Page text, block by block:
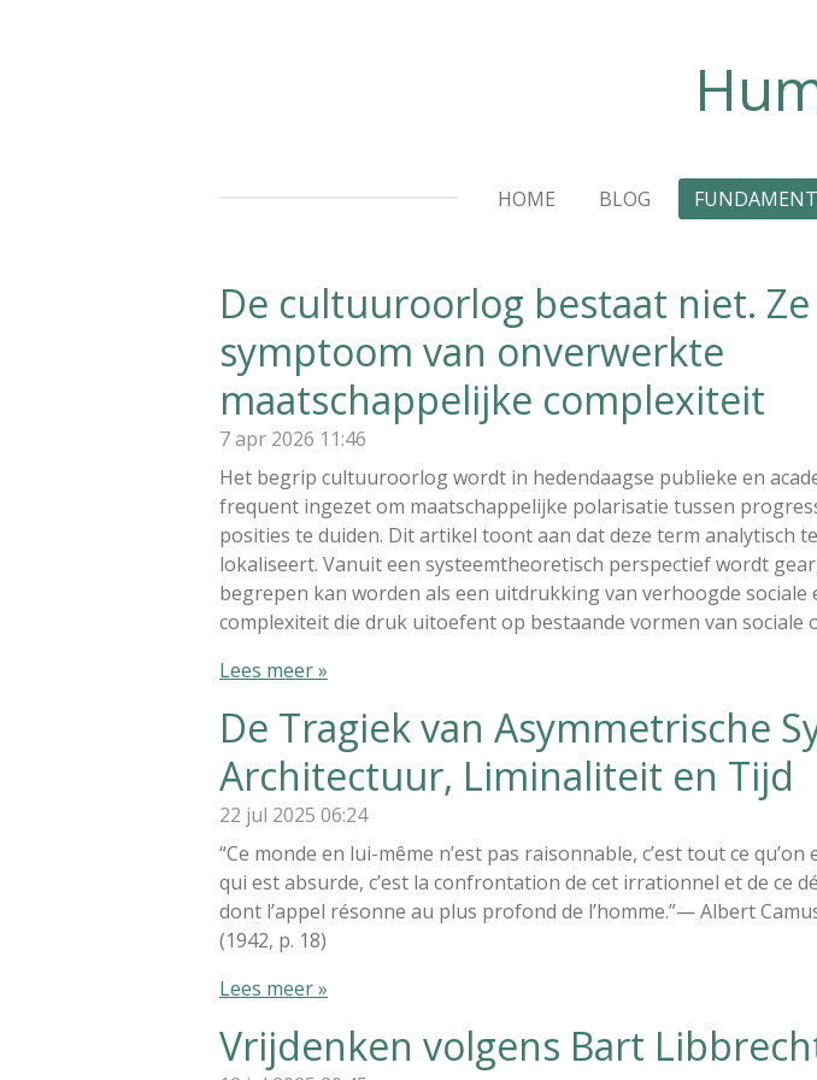
HOME BLOG
De cultuuroorlog bestaat niet. Ze
symptoom van onverwerkte
maatschappelijke complexiteit
7 apr 2026 11:46
Het begrip cultuuroorlog wordt in hedendaagse publieke en
frequent ingezet om maatschappelijke polarisatie tussen
posities te duiden. Dit artikel toont aan dat deze term
lokaliseert. Vanuit een systeemtheoretisch perspectief wordt
begrepen kan worden als een uitdrukking van verhoogde
complexiteit die druk uitoefent op bestaande vormen van sociale
Lees meer »
De Tragiek van Asymmetrische
Architectuur, Liminaliteit en Tijd
22 jul 2025 06:24
“Ce monde en lui-même n’est pas raisonnable, c’est tout ce
qui est absurde, c’est la confrontation de cet irrationnel et de ce
dont l’appel résonne au plus profond de l’homme.”— Albert
(1942, p. 18)
Lees meer »
Vrijdenken volgens Bart